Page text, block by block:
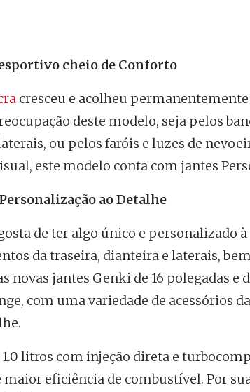
cheio de Conforto
cresceu e acolheu
deste modelo, seja pelos
ou pelos faróis e luzes de
este modelo conta com jantes
ao Detalhe
de ter algo único e
da traseira, dianteira e laterais,
novas jantes Genki de 16 polegadas
com uma variedade de acessórios
1.0 litros com injeção direta e
maior eficiência de combustível. Por